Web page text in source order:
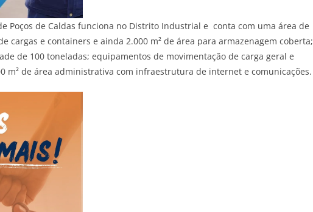
Poços de Caldas funciona no Distrito Industrial e conta com uma área de
cargas e containers e ainda 2.000 m² de área para armazenagem coberta;
de 100 toneladas; equipamentos de movimentação de carga geral e
m² de área administrativa com infraestrutura de internet e comunicações.